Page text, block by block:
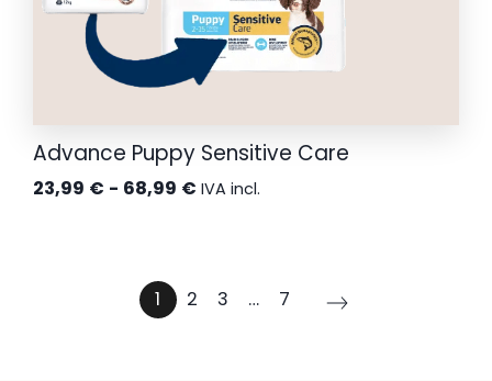
Advance Puppy Sensitive Care
23,99 € - 68,99 € Rango
23,99 €
IVA incl.
1 2 3 … 7